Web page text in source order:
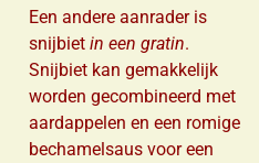
Een andere aanrader is
snijbiet in een gratin.
Snijbiet kan gemakkelijk
worden gecombineerd met
aardappelen en een romige
bechamelsaus voor een